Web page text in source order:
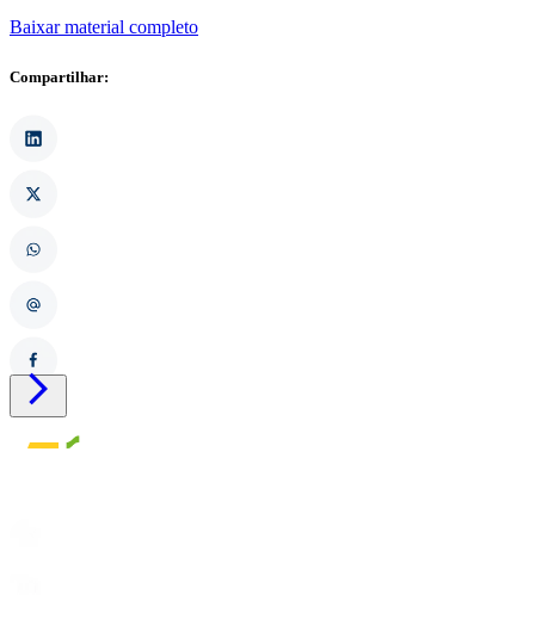
Baixar material completo
Compartilhar:
